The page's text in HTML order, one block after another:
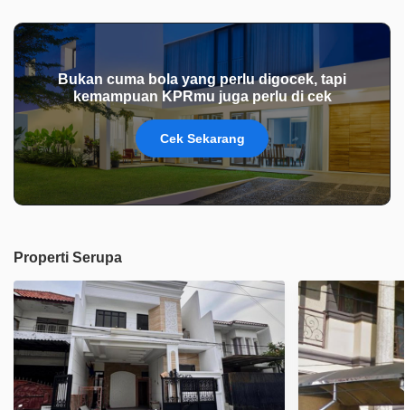
Bukan cuma bola yang perlu digocek, tapi
kemampuan KPRmu juga perlu di cek
Cek Sekarang
Properti Serupa